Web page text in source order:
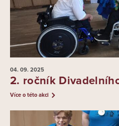
04. 09. 2025
2. ročník
Více o této akci